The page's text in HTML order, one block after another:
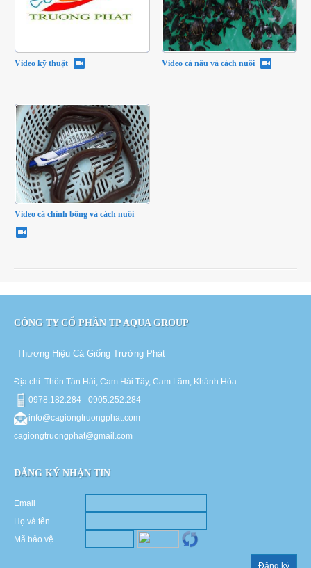
Video kỹ thuật Video cá nâu và cách nuôi
Video cá chình bông và cách nuôi
CÔNG TY CỔ PHẦN TP AQUA GROUP
Thương Hiệu Cá Giống Trường Phát
Địa chỉ: Thôn Tân Hải, Cam Hải Tây, Cam Lâm, Khánh Hòa
0978.182.284 - 0905.252.284
info@cagiongtruongphat.com
cagiongtruongphat@gmail.com
ĐĂNG KÝ NHẬN TIN
Email
Họ và tên
Mã bảo vệ
Đăng ký